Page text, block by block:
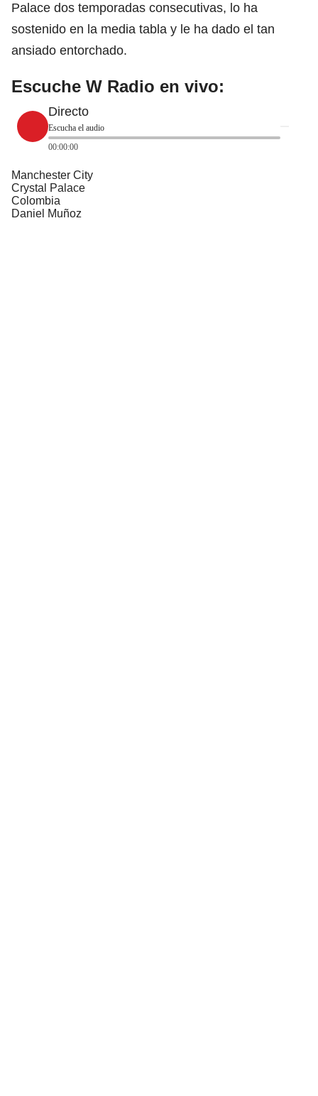
Palace dos temporadas consecutivas, lo ha
sostenido en la media tabla y le ha dado el tan
ansiado entorchado.
Escuche W Radio en vivo:
Directo
Escucha el audio
00:00:00
Manchester City
Crystal Palace
Colombia
Daniel Muñoz